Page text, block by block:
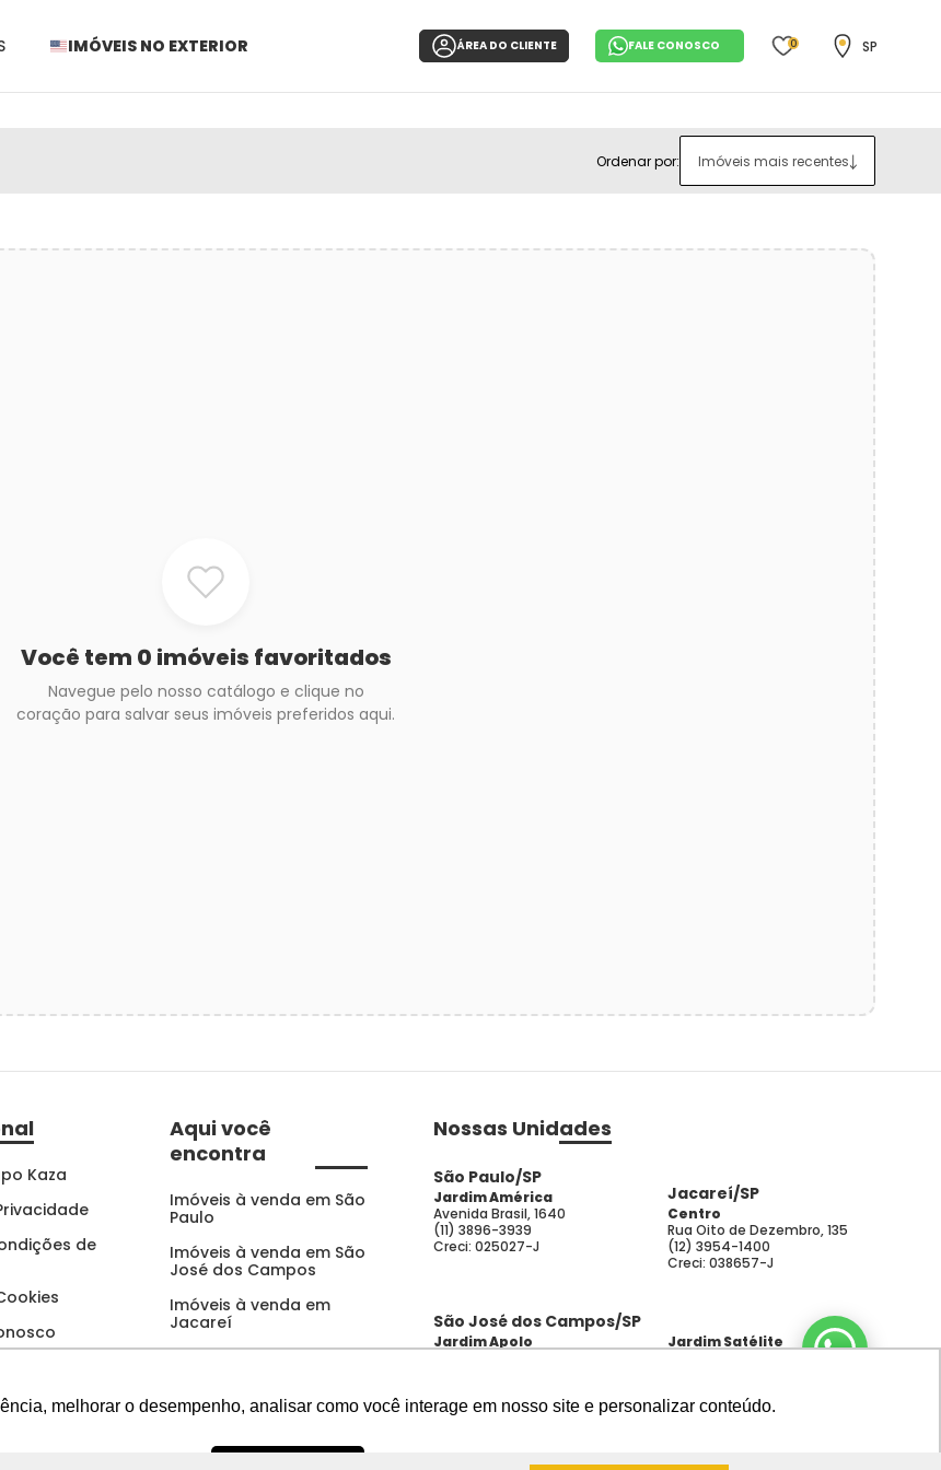
melhorar o desempenho, analisar como você interage em nosso site e personalizar conteúdo.
IMÓVEIS NO EXTERIOR ÁREA DO CLIENTE FALE CONOSCO 0 SP
Ordenar por: Imóveis mais recentes
Você tem 0 imóveis favoritados
Navegue pelo nosso catálogo e clique no
coração para salvar seus imóveis preferidos aqui.
Kaza
de
Aqui você
encontra
Imóveis à venda em São
Paulo
Imóveis à venda em São
José dos Campos
Imóveis à venda em
Jacareí
Apartamentos para
Casas para alugar
Para alugar
Nossas Unidades
São Paulo/SP
Jardim América
Avenida Brasil, 1640
(11) 3896-3939
Creci: 025027-J
Jacareí/SP
Centro
Rua Oito de Dezembro, 135
(12) 3954-1400
Creci: 038657-J
São José dos Campos/SP
Jardim Apolo
Jardim Satélite
Avenida Shishima Hifumi, 1956
Avenida Bacabal, 580